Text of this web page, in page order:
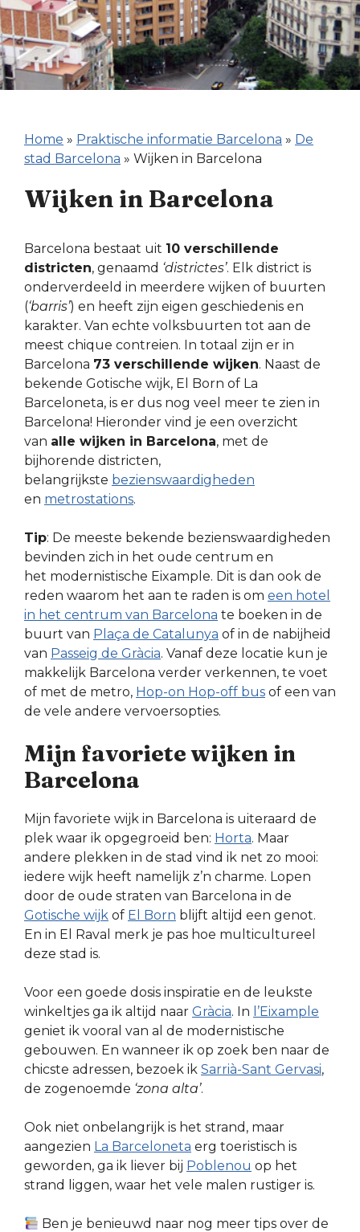
Home » Praktische informatie Barcelona » De
stad Barcelona » Wijken in Barcelona
Wijken in Barcelona
Barcelona bestaat uit 10 verschillende
districten, genaamd ‘districtes’. Elk district is
onderverdeeld in meerdere wijken of buurten
(‘barris’) en heeft zijn eigen geschiedenis en
karakter. Van echte volksbuurten tot aan de
meest chique contreien. In totaal zijn er in
Barcelona 73 verschillende wijken. Naast de
bekende Gotische wijk, El Born of La
Barceloneta, is er dus nog veel meer te zien in
Barcelona! Hieronder vind je een overzicht
van alle wijken in Barcelona, met de
bijhorende districten,
belangrijkste bezienswaardigheden
en metrostations.
Tip: De meeste bekende bezienswaardigheden
bevinden zich in het oude centrum en
het modernistische Eixample. Dit is dan ook de
reden waarom het aan te raden is om een hotel
in het centrum van Barcelona te boeken in de
buurt van Plaça de Catalunya of in de nabijheid
van Passeig de Gràcia. Vanaf deze locatie kun je
makkelijk Barcelona verder verkennen, te voet
of met de metro, Hop-on Hop-off bus of een van
de vele andere vervoersopties.
Mijn favoriete wijken in
Barcelona
Mijn favoriete wijk in Barcelona is uiteraard de
plek waar ik opgegroeid ben: Horta. Maar
andere plekken in de stad vind ik net zo mooi:
iedere wijk heeft namelijk z’n charme. Lopen
door de oude straten van Barcelona in de
Gotische wijk of El Born blijft altijd een genot.
En in El Raval merk je pas hoe multicultureel
deze stad is.
Voor een goede dosis inspiratie en de leukste
winkeltjes ga ik altijd naar Gràcia. In l’Eixample
geniet ik vooral van al de modernistische
gebouwen. En wanneer ik op zoek ben naar de
chicste adressen, bezoek ik Sarrià-Sant Gervasi,
de zogenoemde ‘zona alta’.
Ook niet onbelangrijk is het strand, maar
aangezien La Barceloneta erg toeristisch is
geworden, ga ik liever bij Poblenou op het
strand liggen, waar het vele malen rustiger is.
Ben je benieuwd naar nog meer tips over de